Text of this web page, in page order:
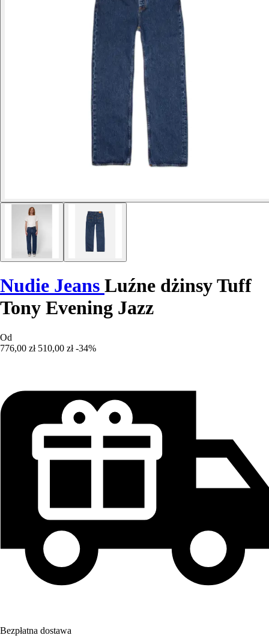
Nudie Jeans Luźne dżinsy Tuff
Tony Evening Jazz
Od
776,00 zł 510,00 zł -34%
Bezpłatna dostawa